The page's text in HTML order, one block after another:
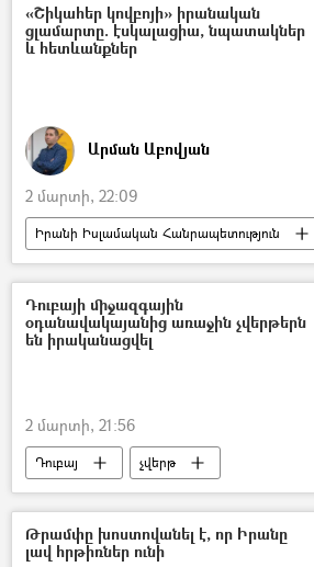
«Շիկահեր կովբոյի» իրանական
ցլամարտը. էսկալացիա, նպատակներ
և հետևանքներ
Արման Աբովյան
2 մարտի, 22:09
Իրանի Իսլամական Հանրապետություն
ԱՄՆ
Պատերազմ
Մերձավոր Արևելք
Դուբայի միջազգային
օդանավակայանից առաջին չվերթերն
են իրականացվել
2 մարտի, 21:56
Դուբայ չվերթ
Թրամփը խոստովանել է, որ Իրանը
լավ հրթիռներ ունի